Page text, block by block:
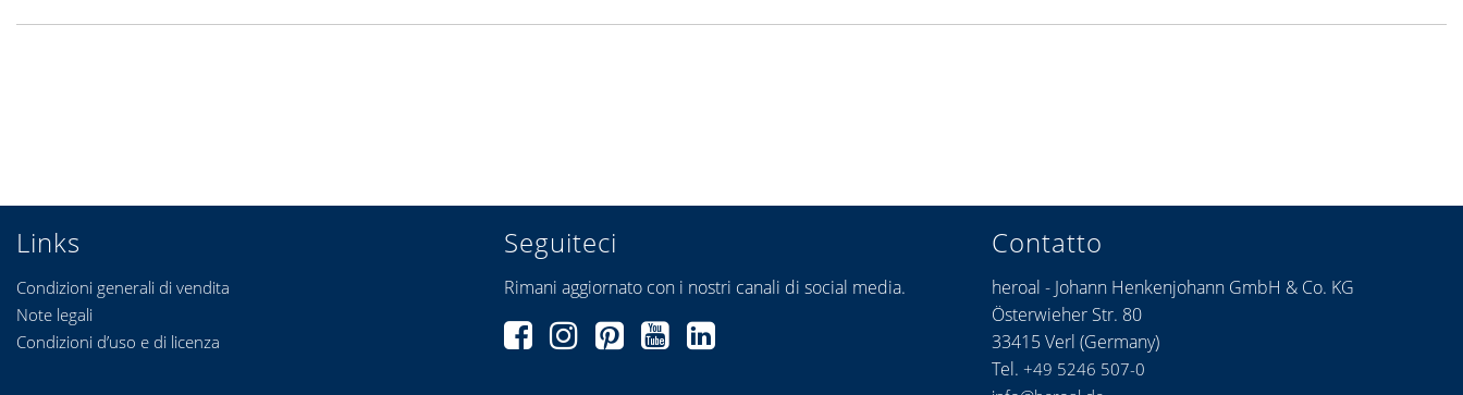
Links
Condizioni generali di vendita
Note legali
Condizioni d’uso e di licenza
Seguiteci
Rimani aggiornato con i nostri canali di social media.
Contatto
heroal - Johann Henkenjohann GmbH & Co. KG
Österwieher Str. 80
33415 Verl (Germany)
Tel. +49 5246 507-0